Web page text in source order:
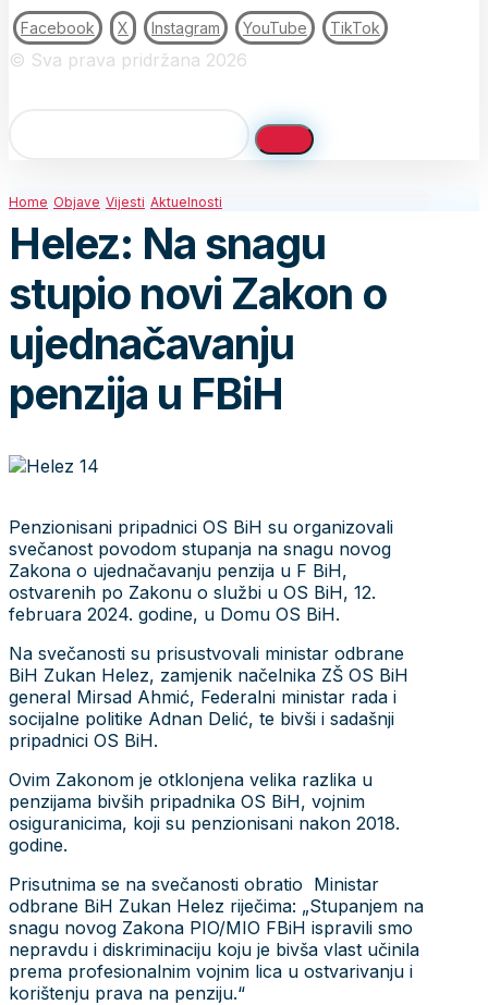
Facebook X Instagram YouTube TikTok
© Sva prava pridržana 2026
Home Objave Vijesti Aktuelnosti
Helez: Na snagu
stupio novi Zakon o
ujednačavanju
penzija u FBiH
Penzionisani pripadnici OS BiH su organizovali
svečanost povodom stupanja na snagu novog
Zakona o ujednačavanju penzija u F BiH,
ostvarenih po Zakonu o službi u OS BiH, 12.
februara 2024. godine, u Domu OS BiH.
Na svečanosti su prisustvovali ministar odbrane
BiH Zukan Helez, zamjenik načelnika ZŠ OS BiH
general Mirsad Ahmić, Federalni ministar rada i
socijalne politike Adnan Delić, te bivši i sadašnji
pripadnici OS BiH.
Ovim Zakonom je otklonjena velika razlika u
penzijama bivših pripadnika OS BiH, vojnim
osiguranicima, koji su penzionisani nakon 2018.
godine.
Prisutnima se na svečanosti obratio Ministar
odbrane BiH Zukan Helez riječima: „Stupanjem na
snagu novog Zakona PIO/MIO FBiH ispravili smo
nepravdu i diskriminaciju koju je bivša vlast učinila
prema profesionalnim vojnim lica u ostvarivanju i
korištenju prava na penziju.“